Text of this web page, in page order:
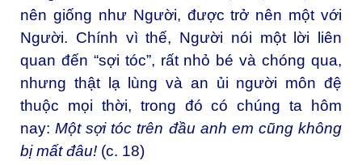
nên giống như Người, được trở nên một với
Người. Chính vì thế, Người nói một lời liên
quan đến “sợi tóc”, rất nhỏ bé và chóng qua,
nhưng thật lạ lùng và an ủi người môn đệ
thuộc mọi thời, trong đó có chúng ta hôm
nay:Một sợi tóc trên đầu anh em cũng không
bị mất đâu! (c. 18)